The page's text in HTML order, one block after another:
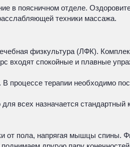
в поясничном отделе.
техники массажа.
физкультура (ЛФК).
входят спокойные и плавные
терапии необходимо
всех назначается
от пола, напрягая мышцы спины.